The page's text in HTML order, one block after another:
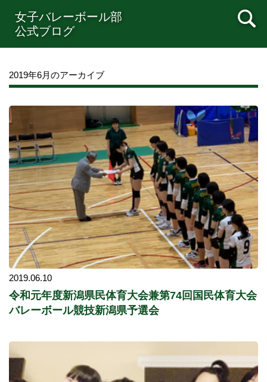
女子バレーボール部
公式ブログ
2019年6月のアーカイブ
2019.06.10
令和元年度新潟県民体育大会兼第74回国民体育大会
バレーボール競技新潟県予選会